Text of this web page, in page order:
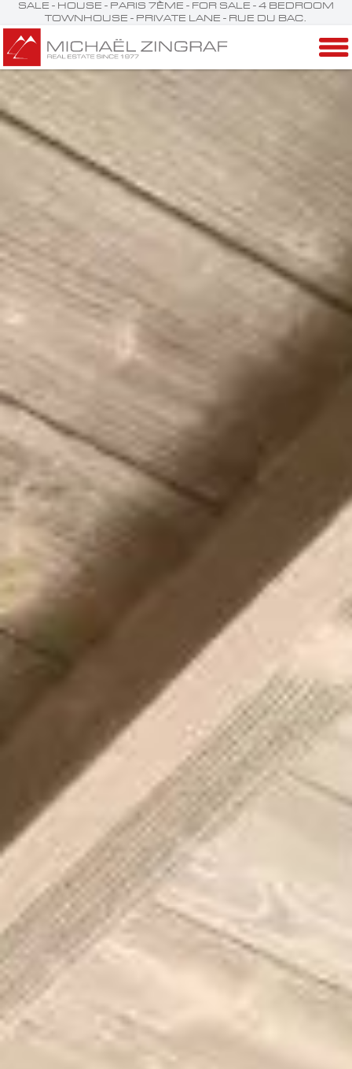
SALE - HOUSE - PARIS 7ÈME - FOR SALE - 4 BEDROOM
TOWNHOUSE - PRIVATE LANE - RUE DU BAC.